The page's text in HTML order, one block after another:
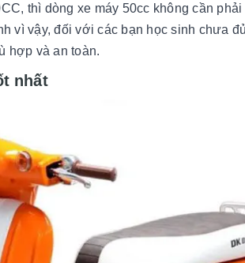
thì dòng xe máy 50cc không cần
vì vậy, đối với các bạn học sinh chưa
hợp và an toàn.
nhất